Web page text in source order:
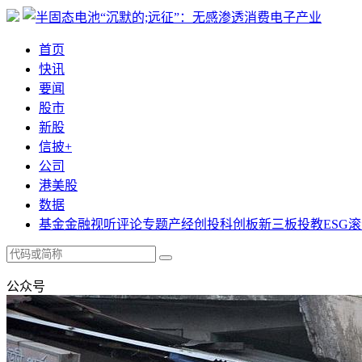
首页
快讯
要闻
股市
新股
信披+
公司
港美股
数据
基金金融视听评论专题产经创投科创板新三板投教ESG
公众号